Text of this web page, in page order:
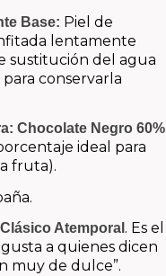
Base: Piel de
lentamente
sustitución del agua
conservarla
Chocolate Negro 60%
ideal para
fruta).
Clásico Atemporal . Es el
a quienes dicen
muy de dulce”.